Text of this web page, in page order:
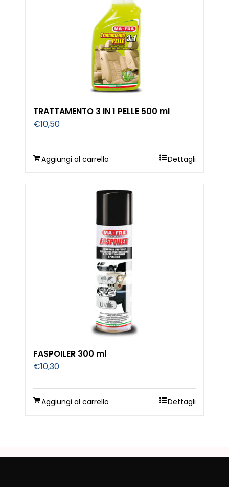
TRATTAMENTO 3 IN 1 PELLE 500 ml
€10,50
Aggiungi al carrello Dettagli
FASPOILER 300 ml
€10,30
Aggiungi al carrello Dettagli